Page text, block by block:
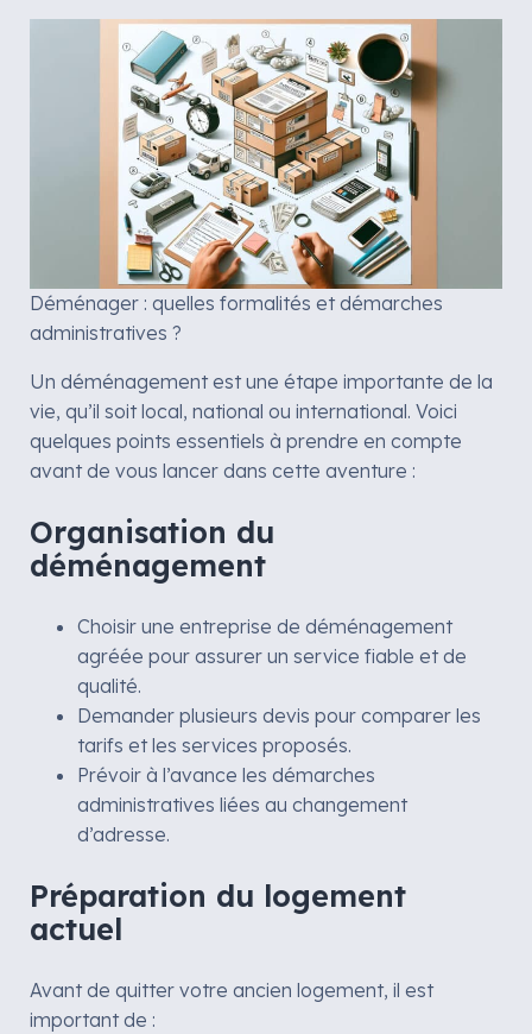
Déménager : quelles formalités et démarches
administratives ?
Un déménagement est une étape importante de la
vie, qu’il soit local, national ou international. Voici
quelques points essentiels à prendre en compte
avant de vous lancer dans cette aventure :
Organisation du
déménagement
Choisir une entreprise de déménagement
agréée pour assurer un service fiable et de
qualité.
Demander plusieurs devis pour comparer les
tarifs et les services proposés.
Prévoir à l’avance les démarches
administratives liées au changement
d’adresse.
Préparation du logement
actuel
Avant de quitter votre ancien logement, il est
important de :